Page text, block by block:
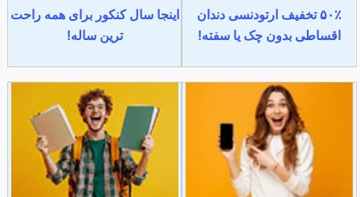
۵۰٪ تخفیف ارتودنسی دندان
اقساطی بدون چک یا سفته!
اینجا سال کنکور برای همه راحت
ترین ساله!